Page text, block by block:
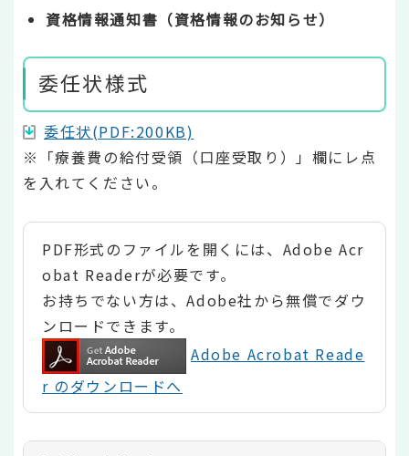
資格情報通知書（資格情報のお知らせ）
委任状様式
委任状(PDF:200KB)
※「療養費の給付受領（口座受取り）」欄にレ点
を入れてください。
PDF形式のファイルを開くには、Adobe Acr
obat Readerが必要です。
お持ちでない方は、Adobe社から無償でダウ
ンロードできます。
Adobe Acrobat Reade
r のダウンロードへ